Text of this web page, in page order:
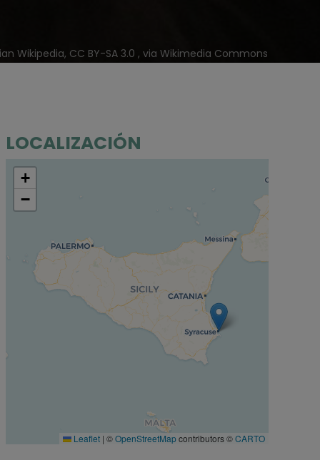
Wikipedia, CC BY-SA 3.0 , via Wikimedia Commons
LOCALIZACIÓN
+
−
Leaflet | ©OpenStreetMapcontributors ©CARTO